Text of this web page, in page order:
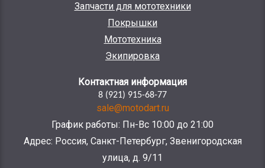
Запчасти для мототехники
Покрышки
Мототехника
Экипировка
Контактная информация
8 (921) 915-68-77
sale@motodart.ru
График работы: Пн-Вс 10:00 до 21:00
Адрес: Россия, Санкт-Петербург, Звенигородская
улица, д. 9/11